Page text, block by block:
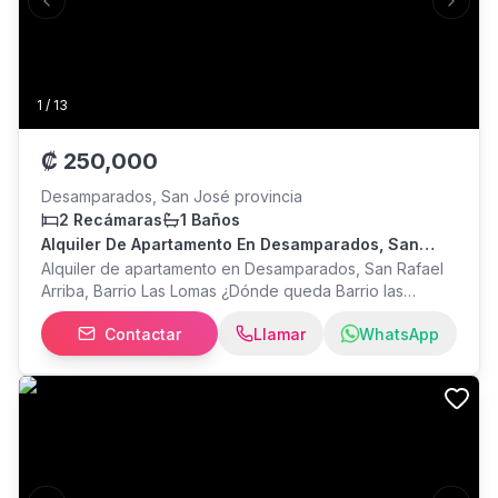
1 / 13
Previous slide Next
₡ 250,000
Desamparados, San José provincia
2 Recámaras
1 Baños
Alquiler De Apartamento En Desamparados, San
Rafael Arriba, Barrio Las Lomas
Alquiler de apartamento en Desamparados, San Rafael
Arriba, Barrio Las Lomas ¿Dónde queda Barrio las
Lomas? del Centro Comercial Expreso, hacia San Rafael
Arriba 500 metros, o del Semáforo de la Escuela de
Transito 300 metros mano derecha 2 cuartos, sala,
baño, cuarto de lavado. Incluye, servicio de agua y
Contactar Llamar WhatsApp